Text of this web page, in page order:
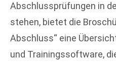
Abschlussprüfungen in
stehen, bietet die
Abschluss“ eine
und Trainingssoftware,